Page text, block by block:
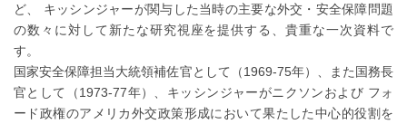
ど、 キッシンジャーが関与した当時の主要な外交・安全保障問題
の数々に対して新たな研究視座を提供する、貴重な一次資料で
す。
国家安全保障担当大統領補佐官として（1969-75年）、また国務長
官として（1973-77年）、キッシンジャーがニクソンおよび フォ
ード政権のアメリカ外交政策形成において果たした中心的役割を